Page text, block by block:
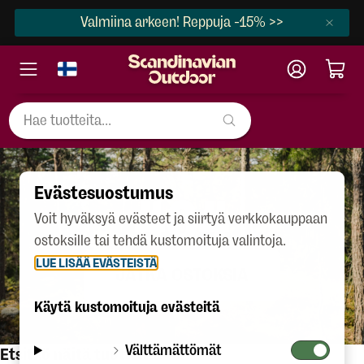
Valmiina arkeen! Reppuja -15% >>
404
JATKA OSTOKSIA
Etsitkö näitä tuotteita?
Evästesuostumus
Voit hyväksyä evästeet ja siirtyä verkkokauppaan
ostoksille tai tehdä kustomoituja valintoja.
LUE LISÄÄ EVÄSTEISTÄ
Käytä kustomoituja evästeitä
Välttämättömät